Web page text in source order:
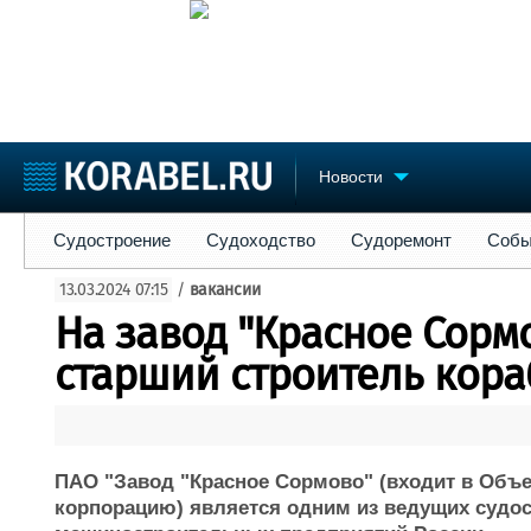
Новости
Судостроение
Пульс
Новости
Репутация
Журнал
Реклама
Торговая площадка
Доска объявлений
Продажа флота
Оборудование
Изделия
Личности
Словарь
Судостроение Судоходство Судоремонт
13.03.2024 07:15 / вакансии
На завод "Красное
старший строитель
ПАО "Завод "Красное Сормово" (входит в
корпорацию) является одним из ведущих